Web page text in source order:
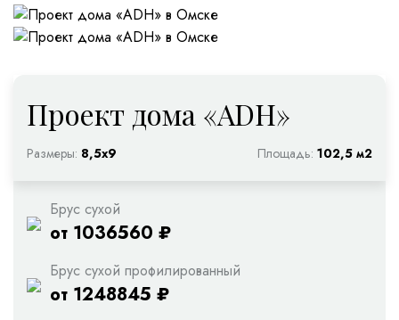
Проект дома «ADH»
Размеры: 8,5х9 Площадь: 102,5 м2
Брус сухой
от 1036560 ₽
Брус сухой профилированный
от 1248845 ₽